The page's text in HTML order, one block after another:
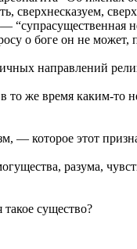
сверхнесказуем,
“супрасущественная
о боге он не
направлений
то же время каким-то
— которое этот
разума,
существо?